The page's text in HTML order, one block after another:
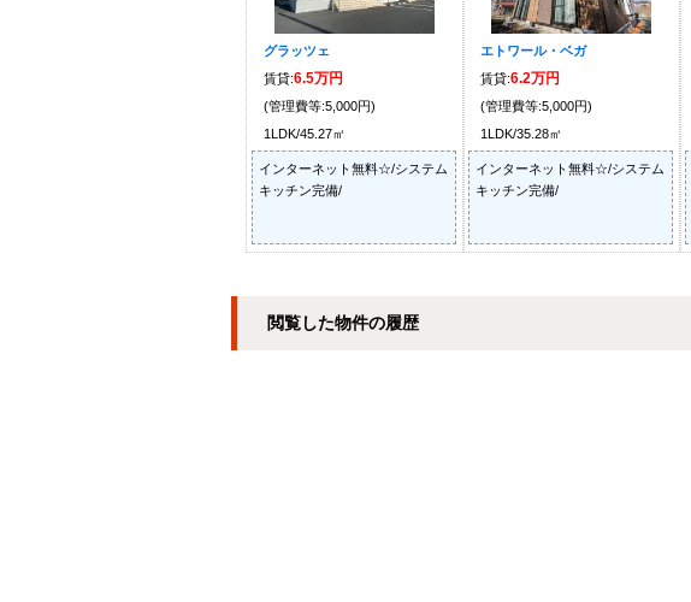
グラッツェ
賃貸:6.5万円
(管理費等:5,000円)
1LDK/45.27㎡
インターネット無料☆/システム
キッチン完備/
エトワール・ベガ
賃貸:6.2万円
(管理費等:5,000円)
1LDK/35.28㎡
インターネット無料☆/システム
キッチン完備/
閲覧した物件の履歴